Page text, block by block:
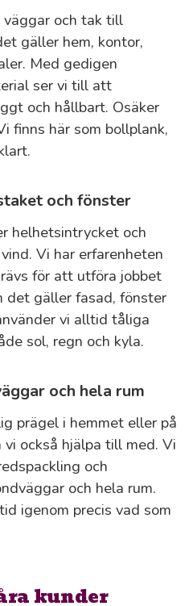
och tak till
gäller hem, kontor,
Med gedigen
ser vi till att
och hållbart. Osäker
finns här som bollplank,
och fönster
helhetsintrycket och
Vi har erfarenheten
för att utföra jobbet
det gäller fasad, fönster
vi alltid tåliga
sol, regn och kyla.
och hela rum
prägel i hemmet eller på
också hjälpa till med. Vi
och
och hela rum.
igenom precis vad som
kunder